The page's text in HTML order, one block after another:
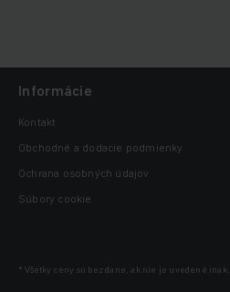
Informácie
Kontakt
Obchodné a dodacie podmienky
Ochrana osobných údajov
Súbory cookie
* Všetky ceny sú bez dane, ak nie je uvedené inak.